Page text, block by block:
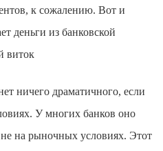
к сожалению. Вот и
деньги из банковской
виток
ничего драматичного, если
У многих банков оно
на рыночных условиях. Этот